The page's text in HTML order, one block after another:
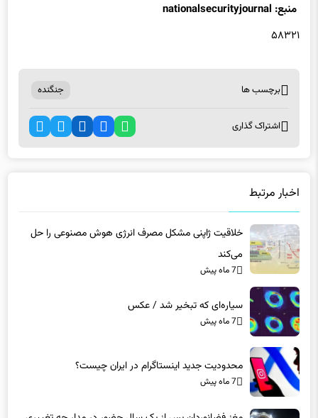
منبع: nationalsecurityjournal
۵۸۳۲۱
برچسب ها جنگنده
اشتراک گذاری
اخبار مرتبط
خلاقیت ژاپنی مشکل مصرف انرژی هوش مصنوعی را حل
می‌کند
7 ماه پیش
سیاره‌ای که تبخیر شد / عکس
7 ماه پیش
محدودیت جدید اینستاگرام در ایران چیست؟
7 ماه پیش